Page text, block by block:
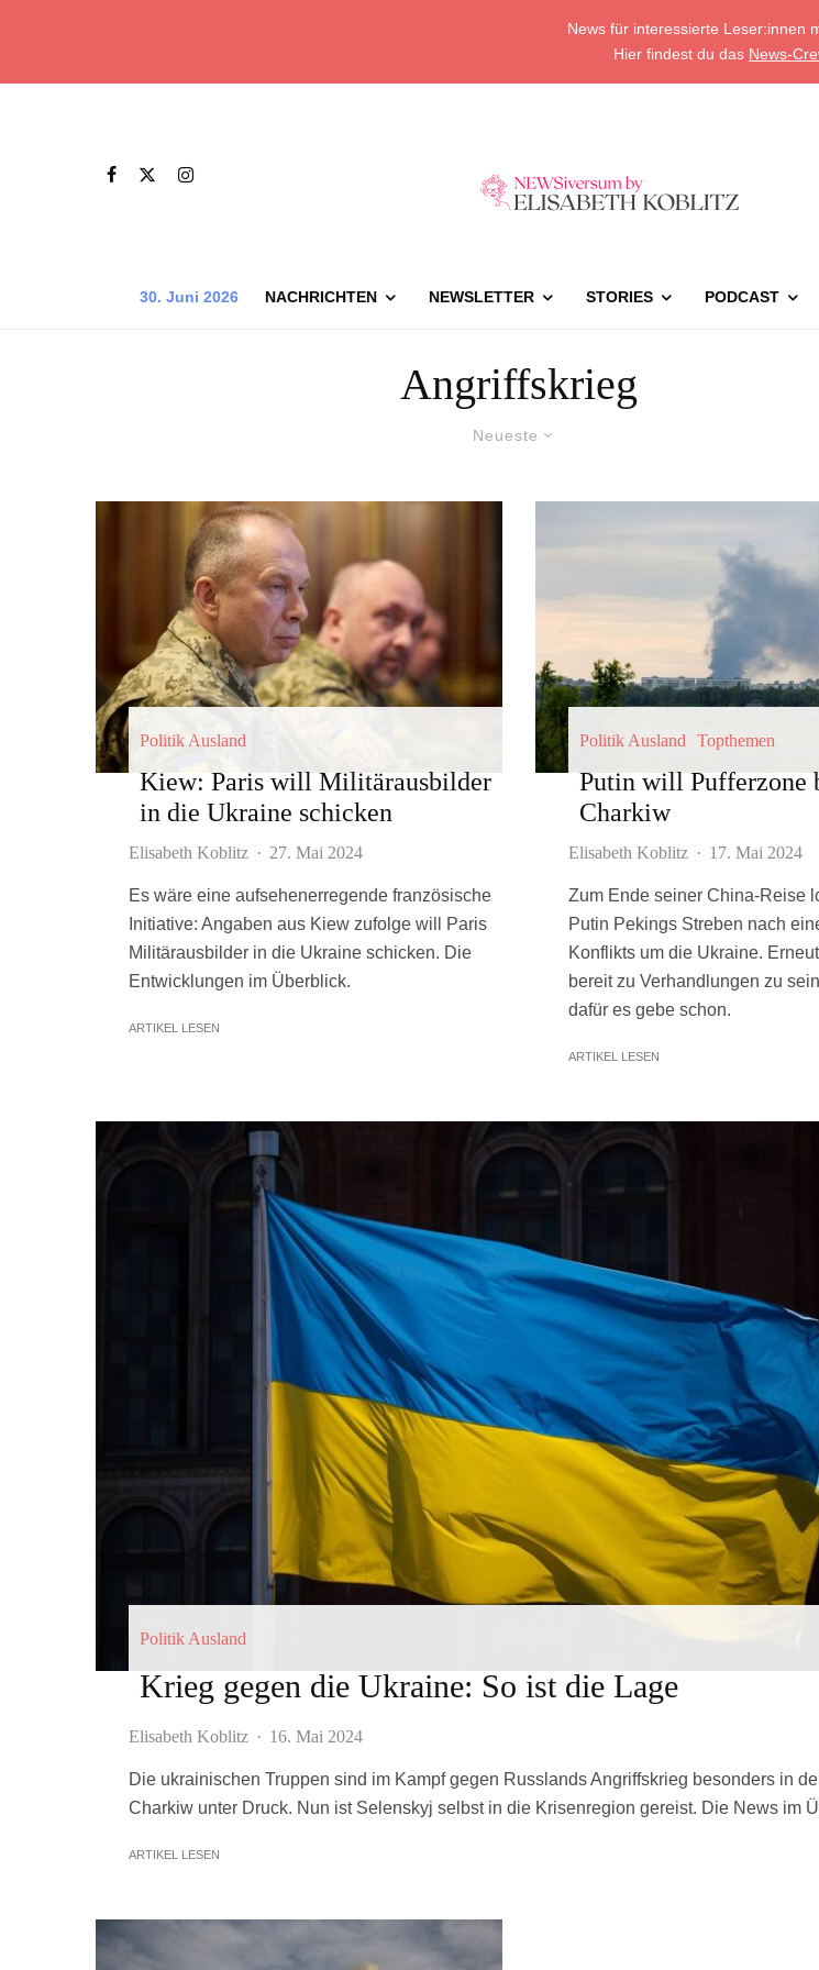
News für interessierte Leser:innen
Hier findest du das News-
30. Juni 2026 NACHRICHTEN NEWSLETTER STORIES PODCAST
Angriffskrieg
Neueste
Politik Ausland
Kiew: Paris will Militärausbilder
in die Ukraine schicken
Elisabeth Koblitz · 27. Mai 2024
Es wäre eine aufsehenerregende französische
Initiative: Angaben aus Kiew zufolge will Paris
Militärausbilder in die Ukraine schicken. Die
Entwicklungen im Überblick.
ARTIKEL LESEN
Politik Ausland Topthemen
Putin will Pufferzone
Charkiw
Elisabeth Koblitz · 17. Mai 2024
Zum Ende seiner China-Reise
Putin Pekings Streben nach
Konflikts um die Ukraine.
bereit zu Verhandlungen zu
dafür es gebe schon.
ARTIKEL LESEN
Politik Ausland
Krieg gegen die Ukraine: So ist die Lage
Elisabeth Koblitz · 16. Mai 2024
Die ukrainischen Truppen sind im Kampf gegen Russlands Angriffskrieg besonders in
Charkiw unter Druck. Nun ist Selenskyj selbst in die Krisenregion gereist. Die News im
ARTIKEL LESEN